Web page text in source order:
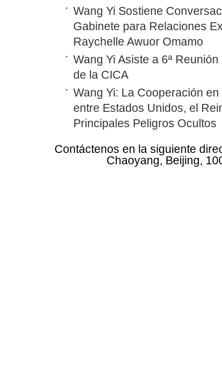
Wang Yi Sostiene
Gabinete para Relaciones
Raychelle Awuor Omamo
Wang Yi Asiste a 6ª
de la CICA
Wang Yi: La Cooperación
entre Estados Unidos, el
Principales Peligros Ocultos
Contáctenos en la siguiente
Chaoyang, Beijing,